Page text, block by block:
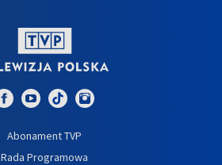
Abonament TVP
Rada Programowa